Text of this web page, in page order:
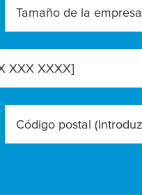
Tamaño de la empresa
XXX XXXX]